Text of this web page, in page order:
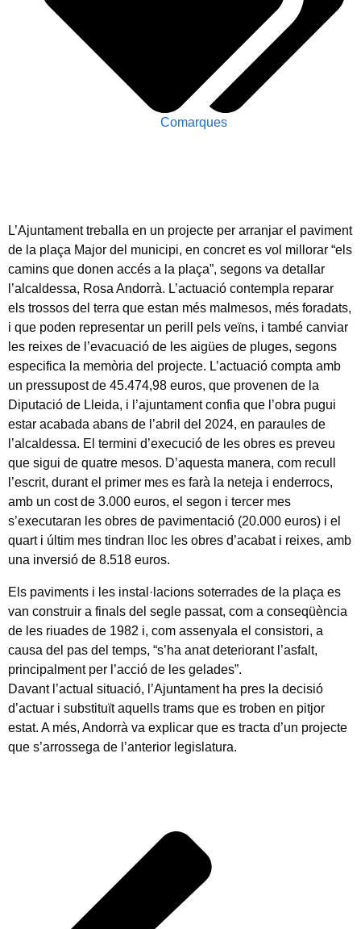
Comarques
L’Ajuntament treballa en un projecte per arranjar el paviment
de la plaça Major del municipi, en concret es vol millorar “els
camins que donen accés a la plaça”, segons va detallar
l’alcaldessa, Rosa Andorrà. L’actuació contempla reparar
els trossos del terra que estan més malmesos, més foradats,
i que poden representar un perill pels veïns, i també canviar
les reixes de l’evacuació de les aigües de pluges, segons
especifica la memòria del projecte. L’actuació compta amb
un pressupost de 45.474,98 euros, que provenen de la
Diputació de Lleida, i l’ajuntament confia que l’obra pugui
estar acabada abans de l’abril del 2024, en paraules de
l’alcaldessa. El termini d’execució de les obres es preveu
que sigui de quatre mesos. D’aquesta manera, com recull
l’escrit, durant el primer mes es farà la neteja i enderrocs,
amb un cost de 3.000 euros, el segon i tercer mes
s’executaran les obres de pavimentació (20.000 euros) i el
quart i últim mes tindran lloc les obres d’acabat i reixes, amb
una inversió de 8.518 euros.
Els paviments i les instal·lacions soterrades de la plaça es
van construir a finals del segle passat, com a conseqüència
de les riuades de 1982 i, com assenyala el consistori, a
causa del pas del temps, “s’ha anat deteriorant l’asfalt,
principalment per l’acció de les gelades”.
Davant l’actual situació, l’Ajuntament ha pres la decisió
d’actuar i substituït aquells trams que es troben en pitjor
estat. A més, Andorrà va explicar que es tracta d’un projecte
que s’arrossega de l’anterior legislatura.